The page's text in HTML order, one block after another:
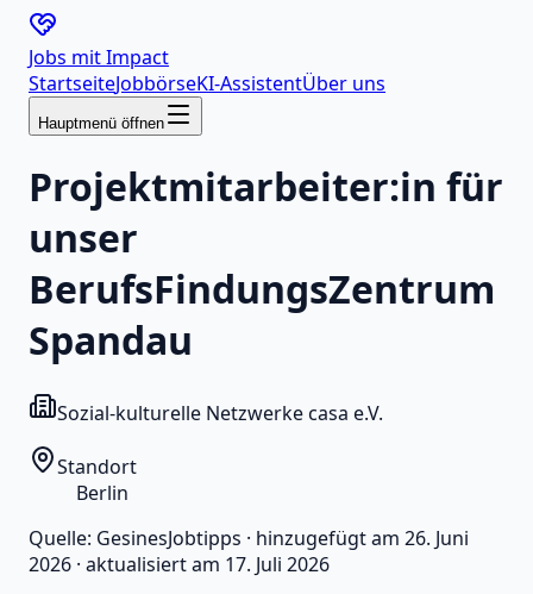
Jobs mitImpact
StartseiteJobbörseKI-AssistentÜber uns
Hauptmenü öffnen
Projektmitarbeiter:in für
unser
BerufsFindungsZentrum
Spandau
Sozial-kulturelle Netzwerke casa e.V.
Standort
Berlin
Quelle: GesinesJobtipps · hinzugefügt am 26. Juni
2026 · aktualisiert am 17. Juli 2026